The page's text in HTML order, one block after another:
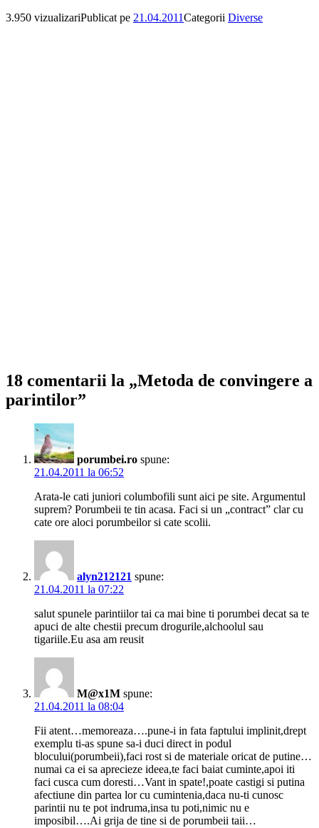
3.950 vizualizariPublicat pe 21.04.2011Categorii Diverse
18 comentarii la „Metoda de convingere a
parintilor”
porumbei.ro spune:
21.04.2011 la 06:52
Arata-le cati juniori columbofili sunt aici pe site. Argumentul
suprem? Porumbeii te tin acasa. Faci si un „contract” clar cu
cate ore aloci porumbeilor si cate scolii.
alyn212121 spune:
21.04.2011 la 07:22
salut spunele parintiilor tai ca mai bine ti porumbei decat sa te
apuci de alte chestii precum drogurile,alchoolul sau
tigariile.Eu asa am reusit
M@x1M spune:
21.04.2011 la 08:04
Fii atent…memoreaza….pune-i in fata faptului implinit,drept
exemplu ti-as spune sa-i duci direct in podul
blocului(porumbeii),faci rost si de materiale oricat de putine…
numai ca ei sa aprecieze ideea,te faci baiat cuminte,apoi iti
faci cusca cum doresti…Vant in spate!,poate castigi si putina
afectiune din partea lor cu cumintenia,daca nu-ti cunosc
parintii nu te pot indruma,insa tu poti,nimic nu e
imposibil….Ai grija de tine si de porumbeii taii…